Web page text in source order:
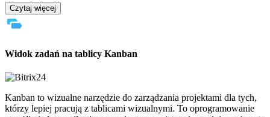
Czytaj więcej
Widok zadań na tablicy Kanban
Kanban to wizualne narzędzie do zarządzania projektami dla tych,
którzy lepiej pracują z tablicami wizualnymi. To oprogramowanie